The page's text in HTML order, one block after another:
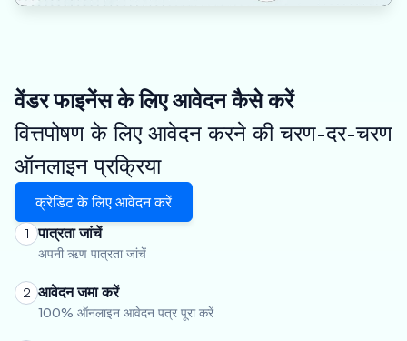
वेंडर फाइनेंस के लिए आवेदन कैसे करें
वित्तपोषण के लिए आवेदन करने की चरण-दर-चरण
ऑनलाइन प्रक्रिया
क्रेडिट के लिए आवेदन करें
1 पात्रता जांचें
अपनी ऋण पात्रता जांचें
2 आवेदन जमा करें
100% ऑनलाइन आवेदन पत्र पूरा करें